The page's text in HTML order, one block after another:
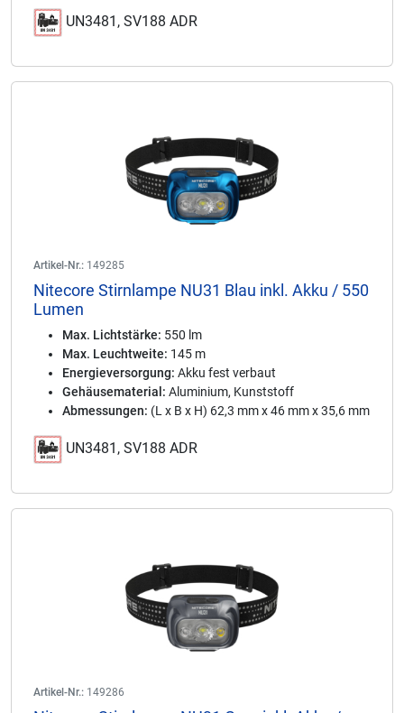
UN3481, SV188 ADR
Artikel-Nr.: 149285
Nitecore Stirnlampe NU31 Blau inkl. Akku / 550
Lumen
Max. Lichtstärke: 550 lm
Max. Leuchtweite: 145 m
Energieversorgung: Akku fest verbaut
Gehäusematerial: Aluminium, Kunststoff
Abmessungen: (L x B x H) 62,3 mm x 46 mm x 35,6 mm
UN3481, SV188 ADR
Artikel-Nr.: 149286